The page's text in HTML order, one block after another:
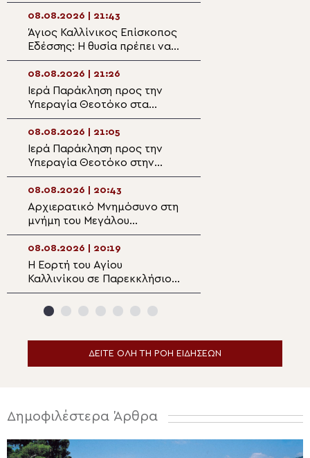
08.08.2026 | 21:43
Άγιος Καλλίνικος Επίσκοπος
Εδέσσης: Η θυσία πρέπει να
διακρίνη την Αρχιερατικήν
μου ζωήν!
08.08.2026 | 21:26
Ιερά Παράκληση προς την
Υπεραγία Θεοτόκο στα
Φαβριανά Μονοφατσίου
08.08.2026 | 21:05
Ιερά Παράκληση προς την
Υπεραγία Θεοτόκο στην
Πολυθέα Πεδιάδος
08.08.2026 | 20:43
Αρχιερατικό Μνημόσυνο στη
μνήμη του Μεγάλου
Ευεργέτου των Κυθήρων
Νικολάου Τριφύλλη
08.08.2026 | 20:19
Η Εορτή του Αγίου
Καλλινίκου σε Παρεκκλήσιο
της Καστοριάς
ΔΕΙΤΕ ΟΛΗ ΤΗ ΡΟΗ ΕΙΔΗΣΕΩΝ
Δημοφιλέστερα Άρθρα